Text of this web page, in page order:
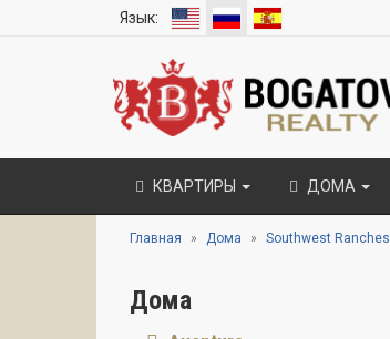
Язык:
КВАРТИРЫ ДОМА
Главная Дома Southwest Ranches
Дома